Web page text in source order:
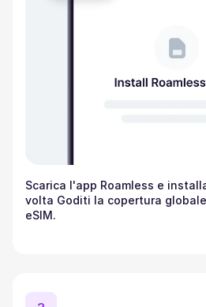
Scarica l'app Roamless e
volta Goditi la copertura
eSIM.